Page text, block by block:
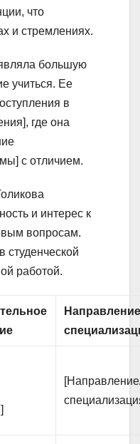
что
и стремлениях.
большую
учиться. Ее
в
где она
с отличием.
и интерес к
вопросам.
студенческой
работой.